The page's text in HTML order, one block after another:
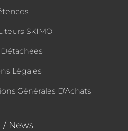
SKIMO
Détachées
Légales
Générales D’Achats
/ News